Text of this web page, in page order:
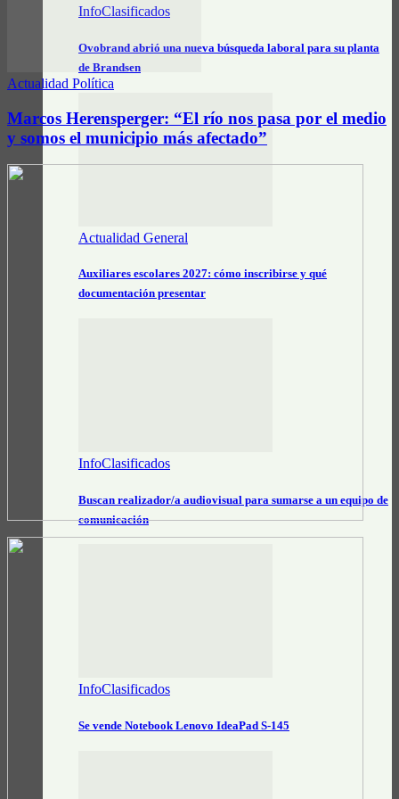
InfoClasificados
Ovobrand abrió una nueva búsqueda laboral para su planta
de Brandsen
Actualidad General
Auxiliares escolares 2027: cómo inscribirse y qué
documentación presentar
InfoClasificados
Buscan realizador/a audiovisual para sumarse a un equipo de
comunicación
InfoClasificados
Se vende Notebook Lenovo IdeaPad S-145
Actualidad Política
Marcos Herensperger: “El río nos pasa por el medio
y somos el municipio más afectado”